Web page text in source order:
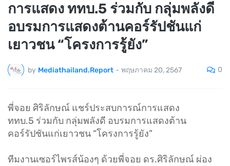
การแสดง ททบ.5 ร่วมกับ กลุ่มพลังดี
อบรมการแสดงต้านคอร์รัปชันแก่
เยาวชน “โครงการรู้ยัง”
by Mediathailand.Report - พฤษภาคม 20, 2567 0
พี่จอย ศิริลักษณ์ แชร์ประสบการณ์การแสดง
ททบ.5 ร่วมกับ กลุ่มพลังดี อบรมการแสดงต้าน
คอร์รัปชันแก่เยาวชน “โครงการรู้ยัง”
ทีมงานเซอร์ไพรส์น้องๆ ด้วยพี่จอย ดร.ศิริลักษณ์ ผ่อง